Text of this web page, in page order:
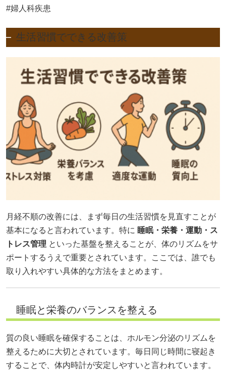
#婦人科疾患
生活習慣でできる改善策
月経不順の改善には、まず毎日の生活習慣を見直すことが
基本になると言われています。特に 睡眠・栄養・運動・ス
トレス管理 といった基盤を整えることが、体のリズムをサ
ポートするうえで重要とされています。ここでは、誰でも
取り入れやすい具体的な方法をまとめます。
睡眠と栄養のバランスを整える
質の良い睡眠を確保することは、ホルモン分泌のリズムを
整えるために大切とされています。毎日同じ時間に寝起き
することで、体内時計が安定しやすいと言われています。